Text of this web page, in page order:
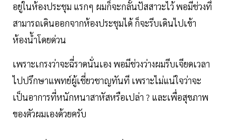
อยู่ในห้องประชุม แรกๆ ผมก็จะกลั้นปัสสาวะไว้ พอมีช่วงที่
สามารถเดินออกจากห้องประชุมได้ ก็จะรีบเดินไปเข้า
ห้องน้ำโดยด่วน
เพราะเกรงว่าจะฉี่ราดนั่นเอง พอมีช่วงว่างผมรีบเจียดเวลา
ไปปรึกษาแพทย์ผู้เชี่ยวชาญทันที เพราะไม่แน่ใจว่าจะ
เป็นอาการที่หนักหนาสาหัสหรือเปล่า ? และเพื่อสุขภาพ
ของตัวผมเองด้วยครับ